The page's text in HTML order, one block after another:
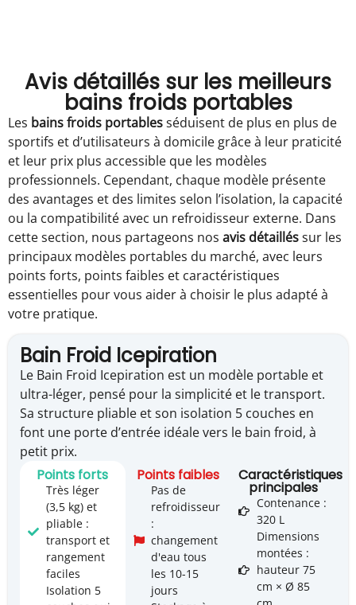
Avis détaillés sur les meilleurs
bains froids portables
Les bains froids portablesséduisent de plus en plus de
sportifs et d’utilisateurs à domicile grâce à leur praticité
et leur prix plus accessible que les modèles
professionnels. Cependant, chaque modèle présente
des avantages et des limites selon l’isolation, la capacité
ou la compatibilité avec un refroidisseur externe. Dans
cette section, nous partageons nos avis détailléssur les
principaux modèles portables du marché, avec leurs
points forts, points faibles et caractéristiques
essentielles pour vous aider à choisir le plus adapté à
votre pratique.
Bain Froid Icepiration
Le Bain Froid Icepiration est un modèle portable et
ultra-léger, pensé pour la simplicité et le transport.
Sa structure pliable et son isolation 5 couches en
font une porte d’entrée idéale vers le bain froid, à
petit prix.
Points forts
Très léger
(3,5 kg) et
pliable :
transport et
rangement
faciles
Isolation 5
Points faibles
Pas de
refroidisseur
:
changement
d'eau tous
les 10-15
jours
Caractéristiques
principales
Contenance :
320 L
Dimensions
montées :
hauteur 75
cm × Ø 85